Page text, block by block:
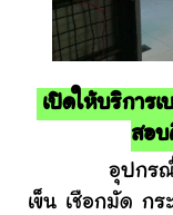
เปิดให้บริการ
สอบ
อุปกรณ์ในกา
เข็น เชือกมัด ก